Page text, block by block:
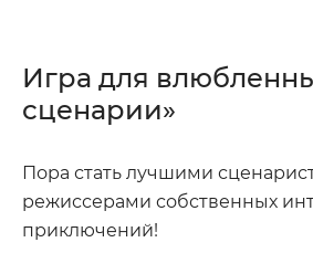
Игра для
сценарии»
Пора стать лучшими
режиссерами собственных
приключений!